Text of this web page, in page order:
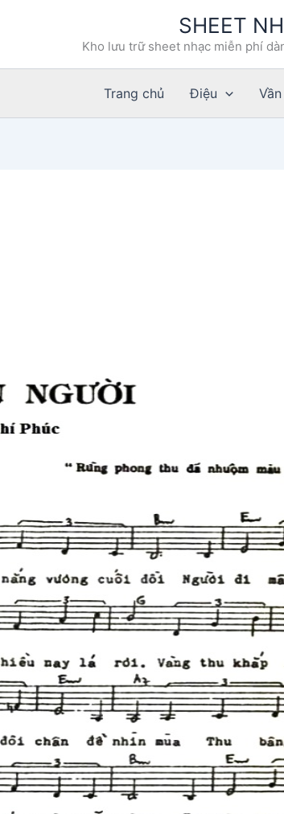
SHEET
Kho lưu trữ sheet nhạc miễn phí
Trang chủ Điệu Vần